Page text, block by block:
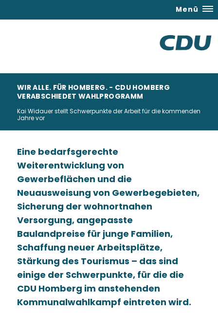
Menü
WIR ALLE. FÜR HOMBERG. - CDU HOMBERG
VERABSCHIEDET WAHLPROGRAMM
Kai Widauer stellt Schwerpunkte der Arbeit für die kommenden
Jahre vor
Eine bedarfsgerechte
Weiterentwicklung von
Gewerbeflächen und die
Neuausweisung von Gewerbegebieten,
Sicherung der wohnortnahen
Versorgung, angepasste
Baulandpreise für junge Familien,
Schaffung neuer Arbeitsplätze,
Stärkung des Tourismus – das sind
einige der Schwerpunkte, für die die
CDU Homberg im anstehenden
Kommunalwahlkampf eintreten wird.